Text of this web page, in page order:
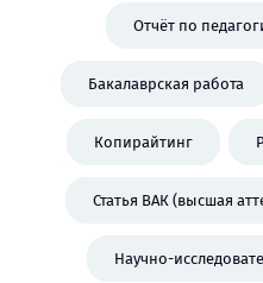
Отчёт по
Бакалаврская работа
Копирайтинг
Статья ВАК (высшая
Научно-